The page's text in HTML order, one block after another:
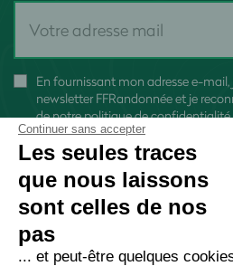
En fournissant mon adresse e-
newsletter FFRandonnée et je
denotre politique de confidentialité
Continuer sans accepter
Les seules traces
que nous laissons
sont celles de nos
pas
... et peut-être quelques